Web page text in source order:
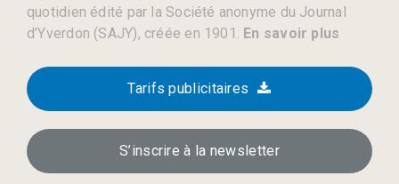
quotidien édité par la Société anonyme du Journal
d’Yverdon (SAJY), créée en 1901. En savoir plus
Tarifs publicitaires
S’inscrire à la newsletter